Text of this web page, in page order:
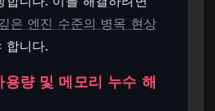
깊은 엔진 수준의 병목 현상
합니다.
량 및 메모리 누수 해